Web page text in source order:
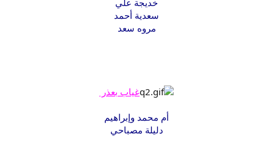
خديجة علي
سعدية أحمد
مروه سعد
غياب بعذر
أم محمد وإبراهيم
دليلة مصباحي